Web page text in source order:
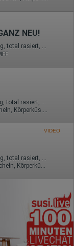
NEU!
22 Jahre, 75B, KF 34, 1.65m, 48 kg, total rasiert, osteuropäisch
69, Franz b. Ihr, BV, Schmu., Kuscheln, Körperküs., Strip, FE
VIDEO
28 Jahre, 80C, KF 34, 1.70m, 48 kg, total rasiert, deutsch
69, GF6, Franz b. Ihr, Schmu., Kuscheln, Körperküs., DSa, FAa